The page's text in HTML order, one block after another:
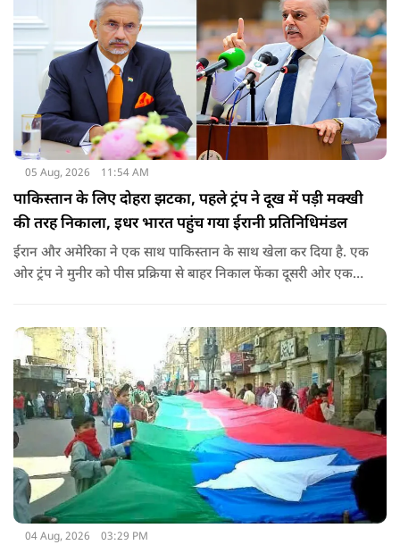
05 Aug, 2026 11:54 AM
पाकिस्तान के लिए दोहरा झटका, पहले ट्रंप ने दूख में पड़ी मक्खी
की तरह निकाला, इधर भारत पहुंच गया ईरानी प्रतिनिधिमंडल
ईरान और अमेरिका ने एक साथ पाकिस्तान के साथ खेला कर दिया है. एक
ओर ट्रंप ने मुनीर को पीस प्रक्रिया से बाहर निकाल फेंका दूसरी ओर एक
04 Aug, 2026 03:29 PM